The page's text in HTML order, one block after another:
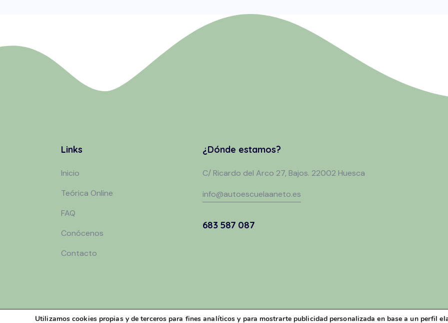
Links
Inicio
Teórica Online
FAQ
Conócenos
Contacto
¿Dónde estamos?
C/ Ricardo del Arco 27, Bajos. 22002 Huesca
info@autoescuelaaneto.es
683 587 087
Utilizamos cookies propias y de terceros para fines analíticos y para mostrarte publicidad personalizada en base a un perfil